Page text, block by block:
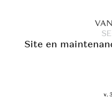
Site en
v.